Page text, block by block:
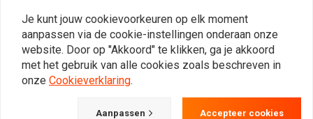
€33,47
benzinekranen
€12,39
Je kunt jouw cookievoorkeuren op elk moment
aanpassen via de cookie-instellingen onderaan onze
website. Door op "Akkoord" te klikken, ga je akkoord
met het gebruik van alle cookies zoals beschreven in
onze Cookieverklaring.
Aanpassen Accepteer cookies